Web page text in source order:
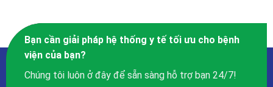
Bạn cần giải pháp hệ thống y tế tối ưu cho bệnh
viện của bạn?
Chúng tôi luôn ở đây để sẵn sàng hỗ trợ bạn 24/7!